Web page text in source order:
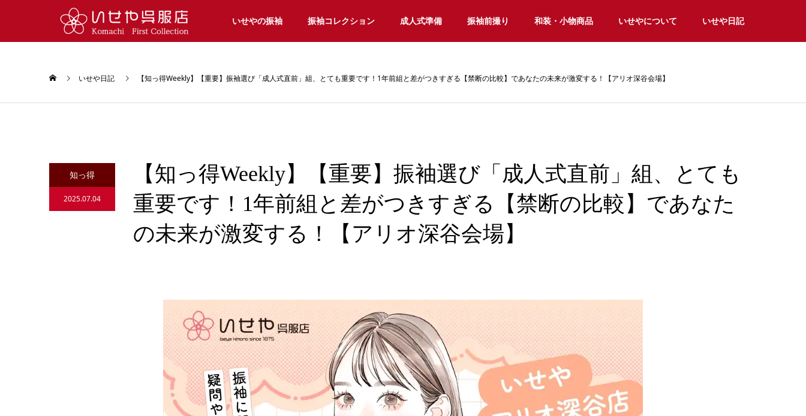
いせやの振袖 振袖コレクション 成人式準備 振袖前撮り 和装・小物商品 いせやについて いせや日記
いせや日記 【知っ得Weekly】【重要】振袖選び「成人式直前」組、とても重要です！1年前組と差がつきすぎる【禁断の比較】であなたの未来が激変する！【アリオ深谷会場】
知っ得
2025.07.04
【知っ得Weekly】【重要】振袖選び「成人式直前」組、とても
重要です！1年前組と差がつきすぎる【禁断の比較】であなた
の未来が激変する！【アリオ深谷会場】